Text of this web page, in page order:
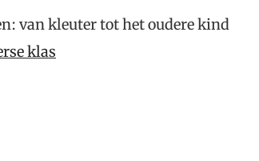
van kleuter tot het oudere kind
klas